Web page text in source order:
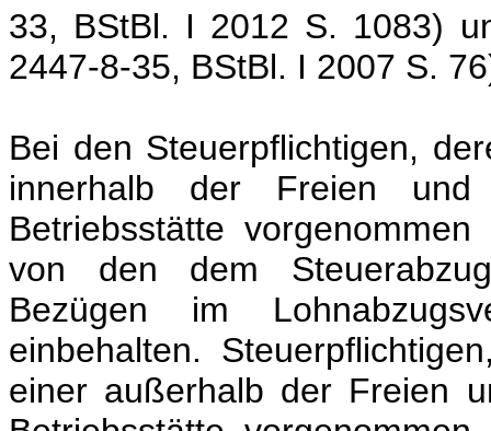
33, BStBl. I 2012 S. 1083)
2447-8-35, BStBl. I 2007 S.
Bei den Steuerpflichtigen,
innerhalb der Freien und
Betriebsstätte
von den dem
Bezügen im
einbehalten.
einer außerhalb der Freien